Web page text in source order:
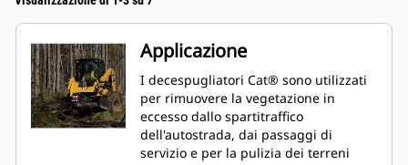
Applicazione
I decespugliatori Cat® sono utilizzati
per rimuovere la vegetazione in
eccesso dallo spartitraffico
dell'autostrada, dai passaggi di
servizio e per la pulizia dei terreni